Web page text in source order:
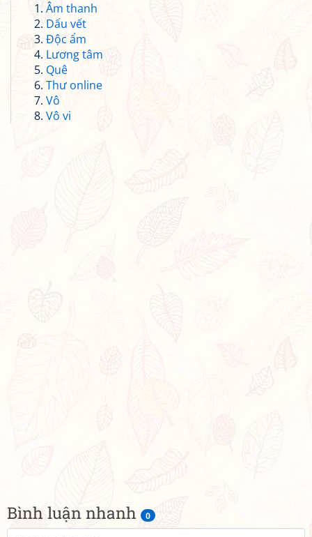
Bình luận nhanh 0
Âm thanh
Dấu vết
Độc ẩm
Lương tâm
Quê
Thư online
Vô
Vô vi